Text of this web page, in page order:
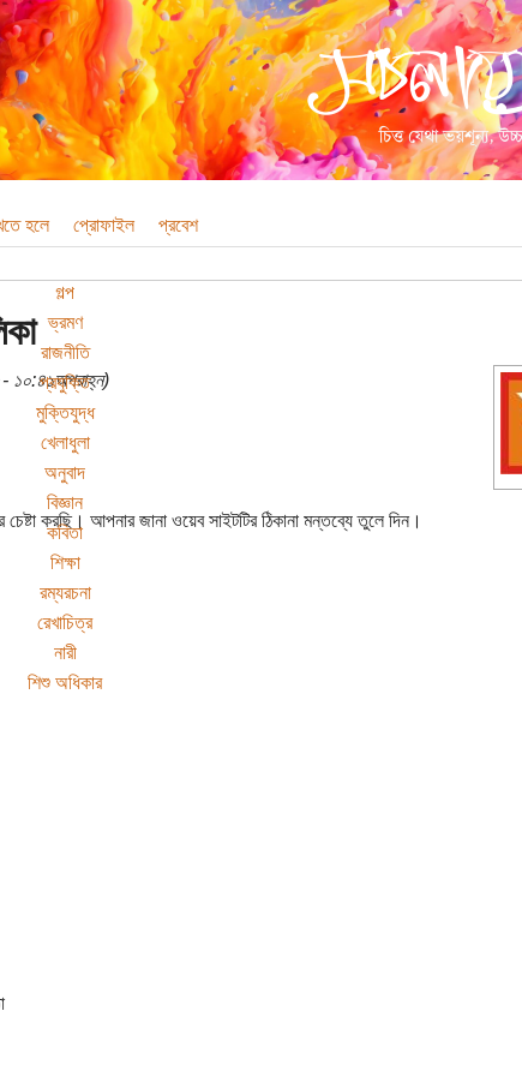
হলে প্রোফাইল প্রবেশ
গল্প
ভ্রমণ
রাজনীতি
প্রযুক্তি
মুক্তিযুদ্ধ
খেলাধুলা
অনুবাদ
বিজ্ঞান
কবিতা
শিক্ষা
রম্যরচনা
রেখাচিত্র
নারী
শিশু অধিকার
১০:৪১অপরাহ্ন)
চেষ্টা করছি। আপনার জানা ওয়েব সাইটটির ঠিকানা মন্তব্যে তুলে দিন।